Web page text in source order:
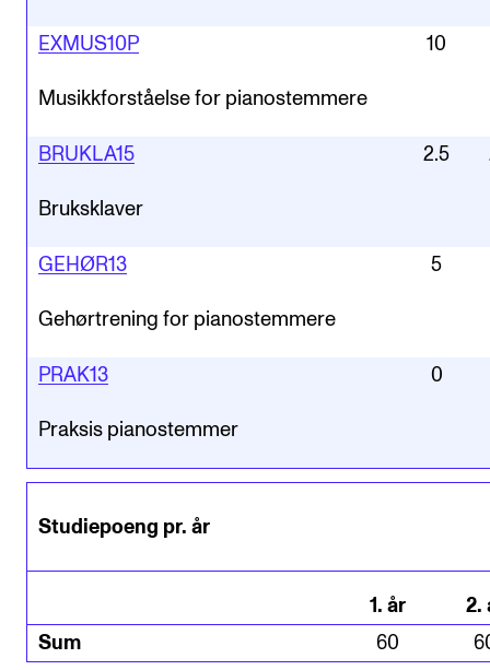
EXMUS10P
Musikkforståelse for pianostemmere
10
BRUKLA15
Bruksklaver
2.5
GEHØR13
Gehørtrening for pianostemmere
5
PRAK13
Praksis pianostemmer
0
Studiepoeng pr. år
1. år 2.
Sum
60